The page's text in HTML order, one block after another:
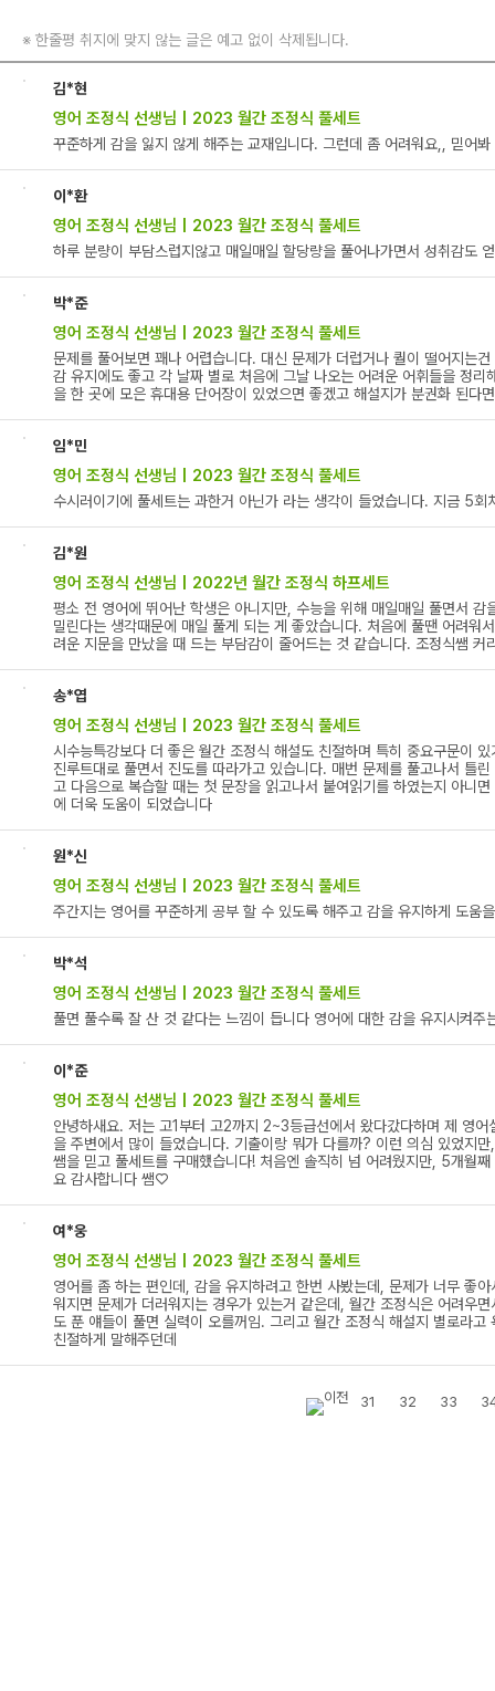
※ 한줄평 취지에 맞지 않는 글은 예고 없이 삭제됩니다.
김*현
영어 조정식 선생님 | 2023 월간 조정식 풀세트
꾸준하게 감을 잃지 않게 해주는 교재입니다. 그런데 좀 어려워요,, 믿어
이*환
영어 조정식 선생님 | 2023 월간 조정식 풀세트
하루 분량이 부담스럽지않고 매일매일 할당량을 풀어나가면서 성취감도
박*준
영어 조정식 선생님 | 2023 월간 조정식 풀세트
문제를 풀어보면 꽤나 어렵습니다. 대신 문제가 더럽거나 퀄이 떨어지는
감 유지에도 좋고 각 날짜 별로 처음에 그날 나오는 어려운 어휘들을 정
을 한 곳에 모은 휴대용 단어장이 있었으면 좋겠고 해설지가 분권화 된
임*민
영어 조정식 선생님 | 2023 월간 조정식 풀세트
수시러이기에 풀세트는 과한거 아닌가 라는 생각이 들었습니다. 지금 5
김*원
영어 조정식 선생님 | 2022년 월간 조정식 하프세트
평소 전 영어에 뛰어난 학생은 아니지만, 수능을 위해 매일매일 풀면서
밀린다는 생각때문에 매일 풀게 되는 게 좋았습니다. 처음에 풀땐 어려워
려운 지문을 만났을 때 드는 부담감이 줄어드는 것 같습니다. 조정식쌤
송*엽
영어 조정식 선생님 | 2023 월간 조정식 풀세트
시수능특강보다 더 좋은 월간 조정식 해설도 친절하며 특히 중요구문이
진루트대로 풀면서 진도를 따라가고 있습니다. 매번 문제를 풀고나서 틀
고 다음으로 복습할 때는 첫 문장을 읽고나서 붙여읽기를 하였는지 아니
에 더욱 도움이 되었습니다
원*신
영어 조정식 선생님 | 2023 월간 조정식 풀세트
주간지는 영어를 꾸준하게 공부 할 수 있도록 해주고 감을 유지하게 도움
박*석
영어 조정식 선생님 | 2023 월간 조정식 풀세트
풀면 풀수록 잘 산 것 같다는 느낌이 듭니다 영어에 대한 감을 유지시켜주
이*준
영어 조정식 선생님 | 2023 월간 조정식 풀세트
안녕하새요. 저는 고1부터 고2까지 2~3등급선에서 왔다갔다하며 제 영
을 주변에서 많이 들었습니다. 기출이랑 뭐가 다를까? 이런 의심 있었지
쌤을 믿고 풀세트를 구매했습니다! 처음엔 솔직히 넘 어려웠지만, 5개월
요 감사합니다 쌤♡
여*웅
영어 조정식 선생님 | 2023 월간 조정식 풀세트
영어를 좀 하는 편인데, 감을 유지하려고 한번 사봤는데, 문제가 너무 좋
워지면 문제가 더러워지는 경우가 있는거 같은데, 월간 조정식은 어려우
도 푼 얘들이 풀면 실력이 오를꺼임. 그리고 월간 조정식 해설지 별로라
친절하게 말해주던데
31 32 33